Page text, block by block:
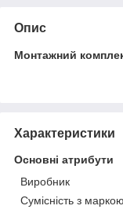
Опис
Монтажний
Характеристики
Основні атрибути
Виробник
Сумісність з маркою